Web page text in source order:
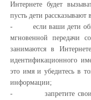
Интернете будет
пусть дети рассказывают
-
если ваши дети
мгновенной передачи
занимаются в
идентификационного
это имя и убедитесь в
информации;
-
запретите